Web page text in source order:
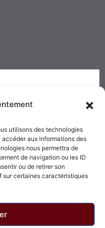
utilisons des technologies
aux informations des
nous permettra de
de navigation ou les ID
ou de retirer son
certaines caractéristiques